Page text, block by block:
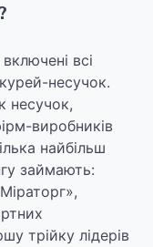
всі
несучок.
несучок,
виробників
найбільш
займають:
трійку лідерів